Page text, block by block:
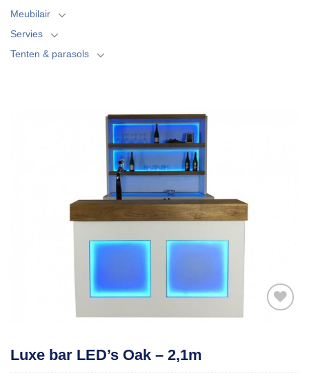
Meubilair
Servies
Tenten & parasols
verlanglijst
Luxe bar LED’s Oak – 2,1m